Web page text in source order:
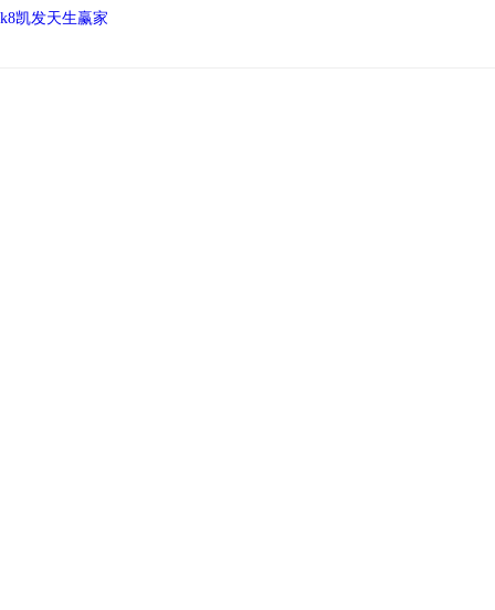
k8凯发天生赢家